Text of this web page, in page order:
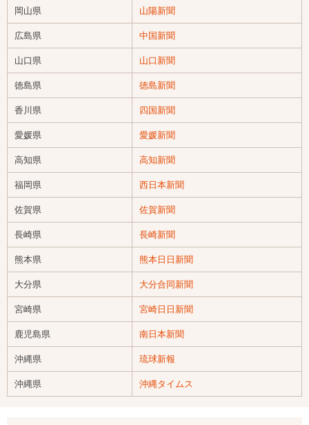
岡山県 山陽新聞
広島県 中国新聞
山口県 山口新聞
徳島県 徳島新聞
香川県 四国新聞
愛媛県 愛媛新聞
高知県 高知新聞
福岡県 西日本新聞
佐賀県 佐賀新聞
長崎県 長崎新聞
熊本県 熊本日日新聞
大分県 大分合同新聞
宮崎県 宮崎日日新聞
鹿児島県 南日本新聞
沖縄県 琉球新報
沖縄県 沖縄タイムス